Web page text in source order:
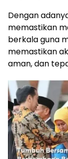
Dengan
memastikan
berkala guna
memastikan
aman, dan